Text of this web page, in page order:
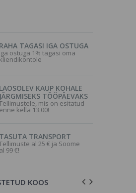
RAHA TAGASI IGA OSTUGA
Iga ostuga 1% tagasi oma
kliendikontole
LAOSOLEV KAUP KOHALE
JÄRGMISEKS TÖÖPÄEVAKS
mis on esitatud
enne kella 13.00!
TASUTA TRANSPORT
al 25 € ja Soome
al 99 €!
KOOS